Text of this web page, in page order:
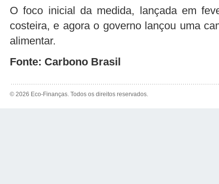
O foco inicial da medida, lançada em
costeira, e agora o governo lançou uma
alimentar.
Fonte: Carbono Brasil
© 2026 Eco-Finanças. Todos os direitos reservados.